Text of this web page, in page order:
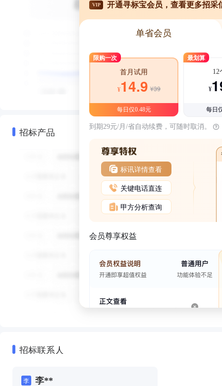
招标产品
VIP 开通寻标宝会员，查看更多招采
单省会员
限购一次
首月试用
¥14.9 ¥39
每日仅0.48元
最划算
12
¥
每日
到期29元/月/省自动续费，可随时取消。
标讯详情查看
关键电话直连
甲方分析查询
会员尊享权益
招标联系人
李 李**